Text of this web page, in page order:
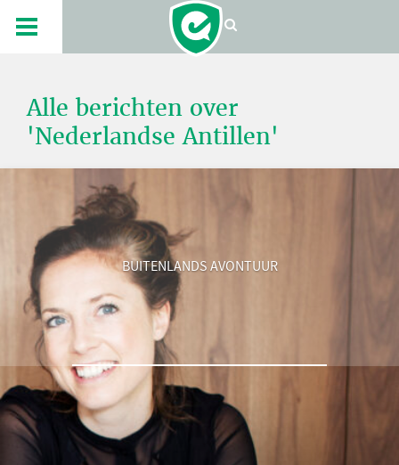
Alle berichten over
'Nederlandse Antillen'
BUITENLANDS AVONTUUR